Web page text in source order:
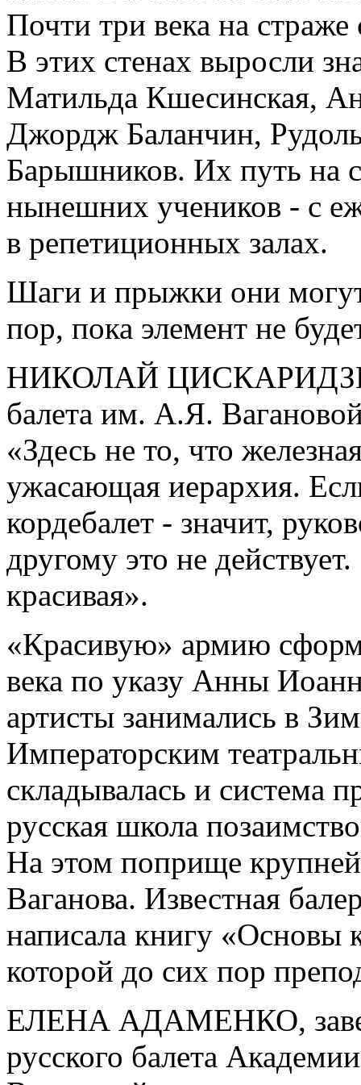
Почти три века на
В этих стенах выросли
Матильда Кшесинская,
Джордж Баланчин,
Барышников. Их путь на
нынешних учеников - с
в репетиционных залах.
Шаги и прыжки они могут
пор, пока элемент не
НИКОЛАЙ ЦИСКАРИДЗЕ,
балета им. А.Я.
«Здесь не то, что
ужасающая иерархия.
кордебалет - значит,
другому это не
красивая».
«Красивую» армию
века по указу Анны
артисты занимались в
Императорским
складывалась и система
русская школа
На этом поприще
Ваганова. Известная
написала книгу «Основы
которой до сих пор
ЕЛЕНА АДАМЕНКО,
русского балета